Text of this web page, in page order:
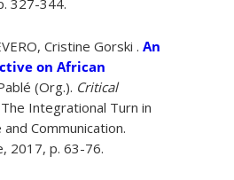
Cristine Gorski .An
on African
(Org.). Critical
Integrational Turn in
Communication.
2017, p. 63-76.